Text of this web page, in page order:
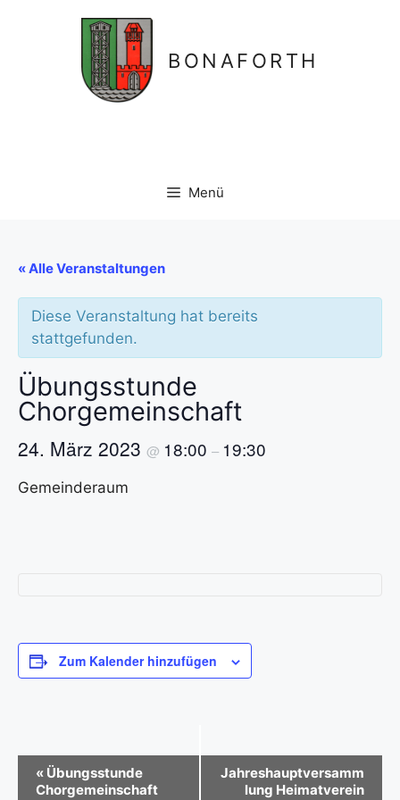
BONAFORTH
Menü
« Alle Veranstaltungen
Diese Veranstaltung hat bereits
stattgefunden.
Übungsstunde
Chorgemeinschaft
24. März 2023 @ 18:00 – 19:30
Gemeinderaum
Zum Kalender hinzufügen
« Übungsstunde
Chorgemeinschaft
Jahreshauptversamm
lung Heimatverein